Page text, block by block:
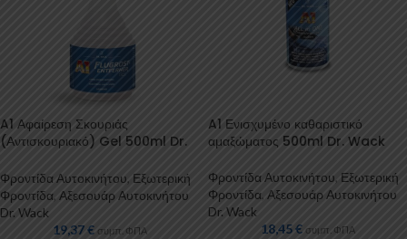
A1 Αφαίρεση Σκουριάς
(Αντισκουριακό) Gel 500ml Dr.
Φροντίδα Αυτοκινήτου, Εξωτερική
Φροντίδα Αξεσουάρ Αυτοκινήτου
Dr. Wack
19,37€ συμπ. ΦΠΑ
A1 Ενισχυμένο καθαριστικό
αμαξώματος 500ml Dr. Wack
Φροντίδα Αυτοκινήτου Εξωτερική
Φροντίδα, Αξεσουάρ Αυτοκινήτου
Dr. Wack
18,45€ συμπ. ΦΠΑ